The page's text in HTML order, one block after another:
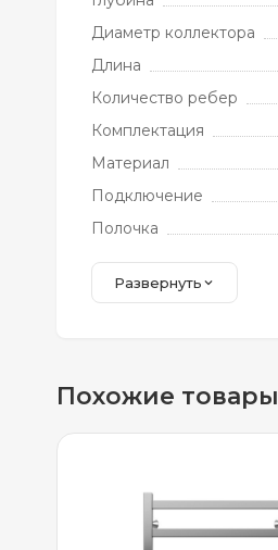
Диаметр коллектора
Длина
Количество ребер
Комплектация
Материал
Подключение
Полочка
Развернуть
Похожие товары